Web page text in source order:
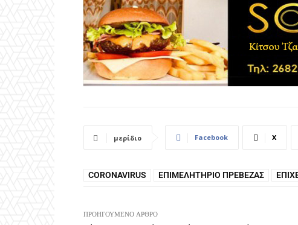
μερίδιο Facebook X
CORONAVIRUS ΕΠΙΜΕΛΗΤΉΡΙΟ ΠΡΈΒΕΖΑΣ
ΠΡΟΗΓΟΎΜΕΝΟ ΆΡΘΡΟ